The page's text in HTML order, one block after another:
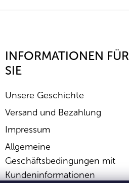
INFORMATIONEN FÜR
SIE
Unsere Geschichte
Versand und Bezahlung
Impressum
Allgemeine
Geschäftsbedingungen mit
Kundeninformationen